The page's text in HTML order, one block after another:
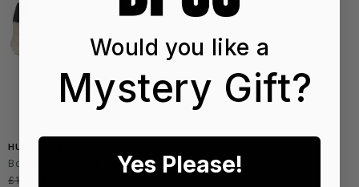
HUGO BOSS
Boss Aiden Sneakers in Natural
Precio
£139
Would you like a
Mystery Gift?
Yes Please!